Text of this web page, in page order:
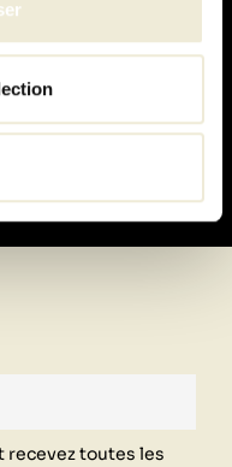
recevez toutes les